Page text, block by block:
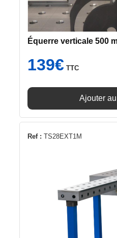
Équerre verticale 500
139€ TTC
Ajouter
Ref : TS28EXT1M